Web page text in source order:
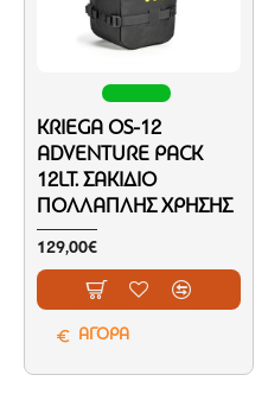
KRIEGA OS-12
ADVENTURE PACK
12LT. ΣΑΚΊΔΙΟ
ΠΟΛΛΑΠΛΉΣ ΧΡΉΣΗΣ
129,00€
ΑΓΟΡΑ